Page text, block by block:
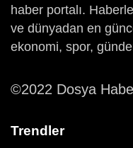
haber portalı.
ve dünyadan en
ekonomi, spor,
©2022 Dosya
Trendler